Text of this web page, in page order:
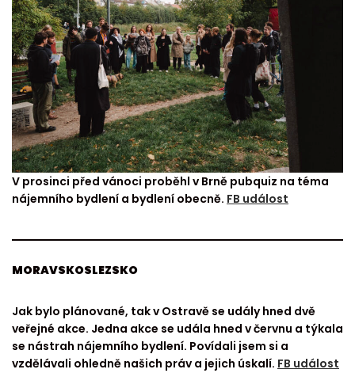
V prosinci před vánoci proběhl v Brně pubquiz na téma
nájemního bydlení a bydlení obecně. FB událost
MORAVSKOSLEZSKO
Jak bylo plánované, tak v Ostravě se udály hned dvě
veřejné akce. Jedna akce se udála hned v červnu a týkala
se nástrah nájemního bydlení. Povídali jsem si a
vzdělávali ohledně našich práv a jejich úskalí. FB událost